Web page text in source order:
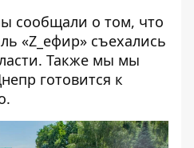
сообщали о том, что
«Z_ефир» съехались
. Также мы мы
готовится к
.